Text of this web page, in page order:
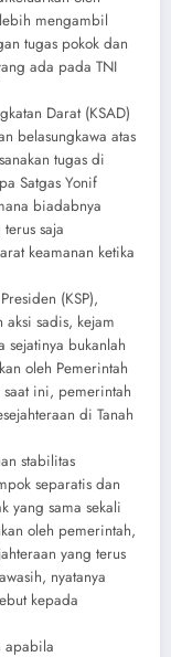
mengambil
tugas pokok dan
ada pada TNI
Darat (KSAD)
belasungkawa atas
tugas di
Satgas Yonif
biadabnya
saja
keamanan ketika
(KSP),
aksi sadis, kejam
sejatinya bukanlah
oleh Pemerintah
saat ini, pemerintah
di Tanah
stabilitas
separatis dan
yang sama sekali
oleh pemerintah,
yang terus
nyatanya
kepada
apabila